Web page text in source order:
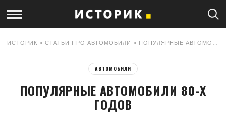
ИСТОРИК » СТАТЬИ ПРО АВТОМОБИЛИ » ПОПУЛЯРНЫЕ АВТОМОБИЛИ 80-Х ГОДОВ
АВТОМОБИЛИ
ПОПУЛЯРНЫЕ АВТОМОБИЛИ 80-Х
ГОДОВ